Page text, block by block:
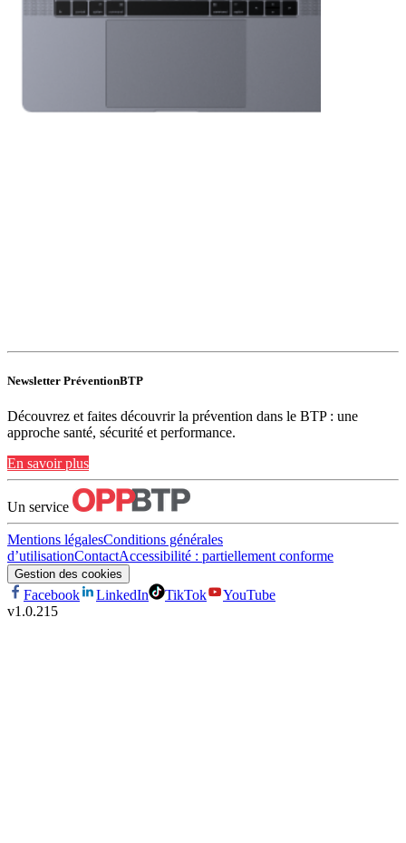
Newsletter PréventionBTP
Découvrez et faites découvrir la prévention dans le BTP : une
approche santé, sécurité et performance.
En savoir plus
Un service
Mentions légalesConditions générales
d’utilisationContactAccessibilité : partiellement conforme
Gestion des cookies
Facebook LinkedIn TikTok
YouTube
v1.0.215